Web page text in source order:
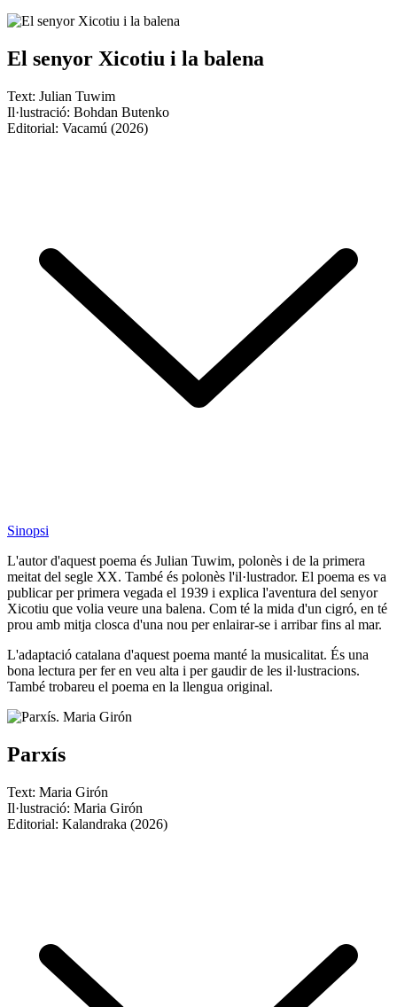
El senyor Xicotiu i la balena
Text: Julian Tuwim
Il·lustració: Bohdan Butenko
Editorial: Vacamú (2026)
Sinopsi
L'autor d'aquest poema és Julian Tuwim, polonès i de la primera
meitat del segle XX. També és polonès l'il·lustrador. El poema es va
publicar per primera vegada el 1939 i explica l'aventura del senyor
Xicotiu que volia veure una balena. Com té la mida d'un cigró, en té
prou amb mitja closca d'una nou per enlairar-se i arribar fins al mar.
L'adaptació catalana d'aquest poema manté la musicalitat. És una
bona lectura per fer en veu alta i per gaudir de les il·lustracions.
També trobareu el poema en la llengua original.
Parxís
Text: Maria Girón
Il·lustració: Maria Girón
Editorial: Kalandraka (2026)